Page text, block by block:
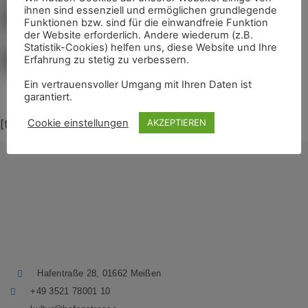
alle Termine auf einen Blick
Kunstfest
Event
[ticketmachine page=“event_details“]
Hafentraße 28, 01662 Meißen
+49 3521 78001 10
ihnen sind essenziell und ermöglichen grundlegende
Funktionen bzw. sind für die einwandfreie Funktion
der Website erforderlich. Andere wiederum (z.B.
Statistik-Cookies) helfen uns, diese Website und Ihre
Erfahrung zu stetig zu verbessern.
Ein vertrauensvoller Umgang mit Ihren Daten ist
garantiert.
Cookie einstellungen AKZEPTIEREN